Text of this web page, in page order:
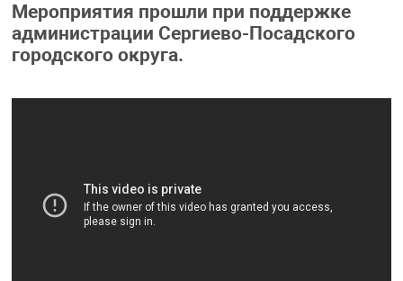
Мероприятия прошли при поддержке
администрации Сергиево-Посадского
городского округа.